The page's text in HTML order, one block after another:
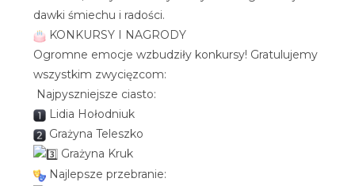
dawki śmiechu i radości.
KONKURSY I NAGRODY
Ogromne emocje wzbudziły konkursy! Gratulujemy
wszystkim zwycięzcom:
Najpyszniejsze ciasto:
Lidia Hołodniuk
Grażyna Teleszko
Grażyna Kruk
Najlepsze przebranie: